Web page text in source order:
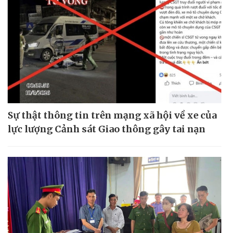
Sự thật thông tin trên mạng xã hội về xe của
lực lượng Cảnh sát Giao thông gây tai nạn